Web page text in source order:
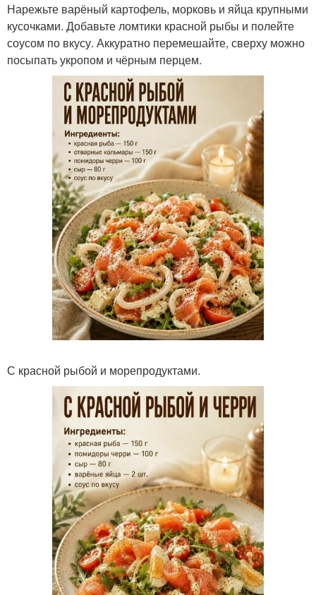
Нарежьте варёный картофель, морковь и яйца крупными
кусочками. Добавьте ломтики красной рыбы и полейте
соусом по вкусу. Аккуратно перемешайте, сверху можно
посыпать укропом и чёрным перцем.
С красной рыбой и морепродуктами.